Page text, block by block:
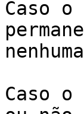
Caso
Caso